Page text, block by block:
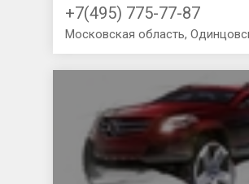
+7(495) 775-77-87